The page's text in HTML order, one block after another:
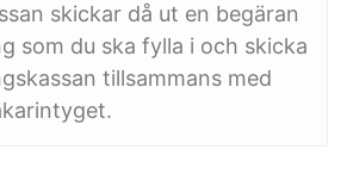
skickar då ut en begäran
som du ska fylla i och skicka
tillsammans med